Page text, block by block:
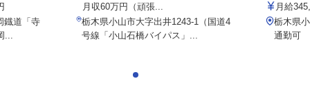
鐡道「寺
月収60万円（頑張...
栃木県小山市大字出井1243-1（国道4
号線「小山石橋バイパス」...
月給
栃木県
通勤可